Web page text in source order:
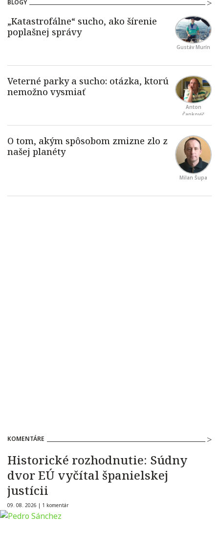
BLOGY
Gustáv Murín
Anton
Čapkovič
Milan Šupa
KOMENTÁRE
Historické rozhodnutie: Súdny
dvor EÚ vyčítal španielskej
justícii
09. 08. 2026 | 1 komentár